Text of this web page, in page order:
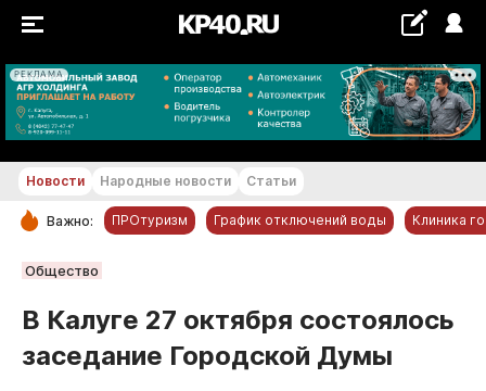
РЕКЛАМА
+21...+22 °С
РУБРИКИ
Новости компаний
Статьи
Новости Народные новости Статьи
Важно: ПРОтуризм График отключений воды Клиника
Общество
В Калуге 27 октября состоялось
заседание Городской Думы